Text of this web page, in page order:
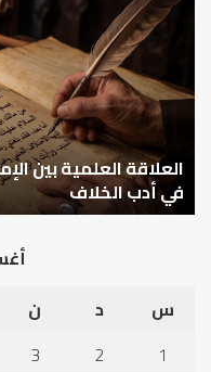
العلمية
الإمام
مالك
والليث
سعد:
نموذج
في
أدب
العلاقة العلمية بين
في أدب الخلاف
س
د ن
1
2
3